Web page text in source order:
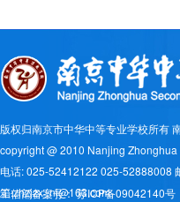
版权归南京市中华中等专业学校所有
copyright @ 2010 Nanjing
电话: 025-52412122 025-52888008
箱:zhzjzx_nj@163.com
工信部备案号：苏ICP备09042140号